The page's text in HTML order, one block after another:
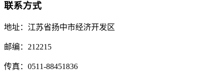
联系方式
地址：江苏省扬中市经济开发区
邮编：212215
传真：0511-88451836